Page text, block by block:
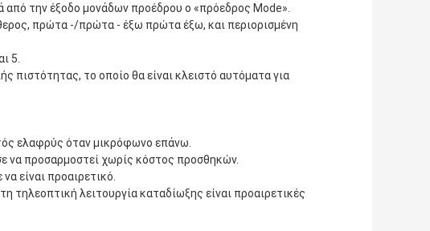
την έξοδο μονάδων προέδρου ο «πρόεδρος Mode».
πρώτα -/πρώτα - έξω πρώτα έξω, και περιορισμένη
5.
το οποίο θα είναι κλειστό αυτόματα για
ελαφρύς όταν μικρόφωνο επάνω.
να προσαρμοστεί χωρίς κόστος προσθηκών.
είναι προαιρετικό.
τηλεοπτική λειτουργία καταδίωξης είναι προαιρετικές